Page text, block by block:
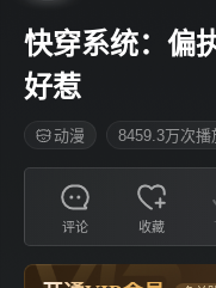
快穿系统：偏
好惹
动漫 8459.3万次播
评论 收藏